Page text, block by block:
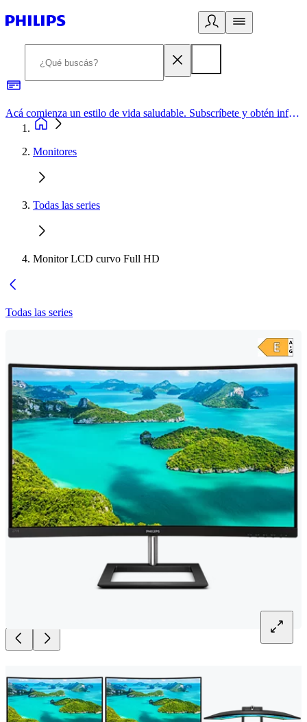
Acá comienza un estilo de vida saludable. Subscríbete y obtén información de primera mano
Monitores
Todas las series
Monitor LCD curvo Full HD
Todas las series